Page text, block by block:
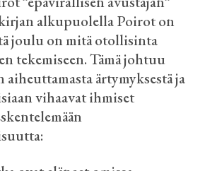
alkupuolella Poirot on
joulu on mitä otollisinta
tekemiseen. Tämä johtuu
ärtymyksestä ja
vihaavat ihmiset